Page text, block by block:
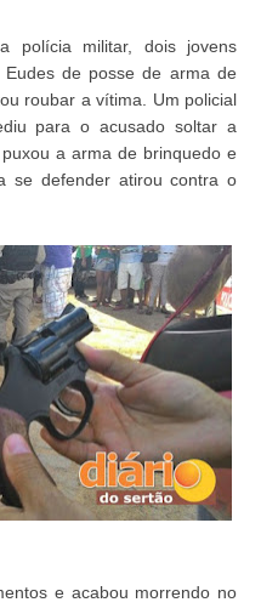
polícia militar, dois jovens
de posse de arma de
roubar a vítima. Um policial
para o acusado soltar a
a arma de brinquedo e
se defender atirou contra o
e acabou morrendo no